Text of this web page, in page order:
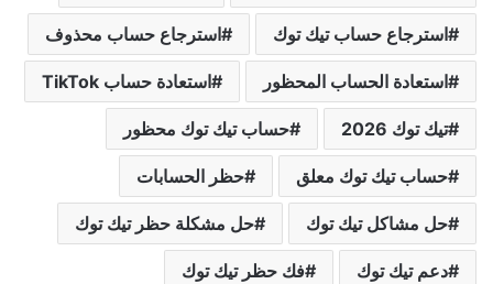
استرجاع حساب تيك توك استرجاع حساب محذوف
استعادة الحساب المحظور استعادة حساب TikTok
تيك توك 2026 حساب تيك توك محظور
حساب تيك توك معلق حظر الحسابات
حل مشاكل تيك توك حل مشكلة حظر تيك توك
دعم تيك توك فك حظر تيك توك